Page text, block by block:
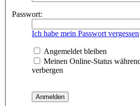
Passwort:
Ich habe mein Passwort vergessen
Angemeldet bleiben
Meinen Online-Status
verbergen